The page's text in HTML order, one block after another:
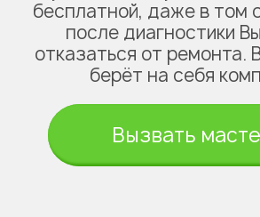
бесплатной, даже в том
после диагностики
отказаться от ремонта.
берёт на себя
Вызвать